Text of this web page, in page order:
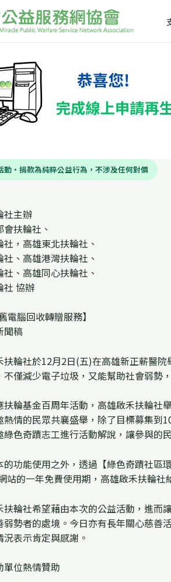
動・捐款為純粹公益行為，不涉及任何對價
社主辦
扶輪社、
，高雄東北扶輪社、
、高雄港灣扶輪社、
、高雄同心扶輪社、
社 協辦
電腦回收轉贈服務】
稿
社於12月2日(五)在高雄新正薪醫院
僅減少電子垃圾，又能幫助社會弱勢
基金百周年活動，高雄啟禾扶輪社
熱情的民眾共襄盛舉，除了目標募集到
綠色奇蹟志工進行活動解說，讓參與的
能使用之外，透過【綠色奇蹟社區
站的一年免費使用期，高雄啟禾扶輪
社希望藉由本次的公益活動，進而
弱勢者的處境。今日亦有長年關心慈
表示肯定與感謝。
單位熱情贊助